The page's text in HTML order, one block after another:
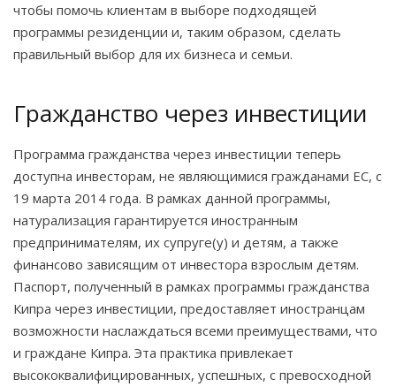
чтобы помочь клиентам в выборе подходящей
программы резиденции и, таким образом, сделать
правильный выбор для их бизнеса и семьи.
Гражданство через инвестиции
Программа гражданства через инвестиции теперь
доступна инвесторам, не являющимися гражданами ЕС, с
19 марта 2014 года. В рамках данной программы,
натурализация гарантируется иностранным
предпринимателям, их супруге(у) и детям, а также
финансово зависящим от инвестора взрослым детям.
Паспорт, полученный в рамках программы гражданства
Кипра через инвестиции, предоставляет иностранцам
возможности наслаждаться всеми преимуществами, что
и граждане Кипра. Эта практика привлекает
высококвалифицированных, успешных, с превосходной